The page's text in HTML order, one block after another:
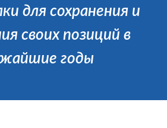
для сохранения и
своих позиций в
годы